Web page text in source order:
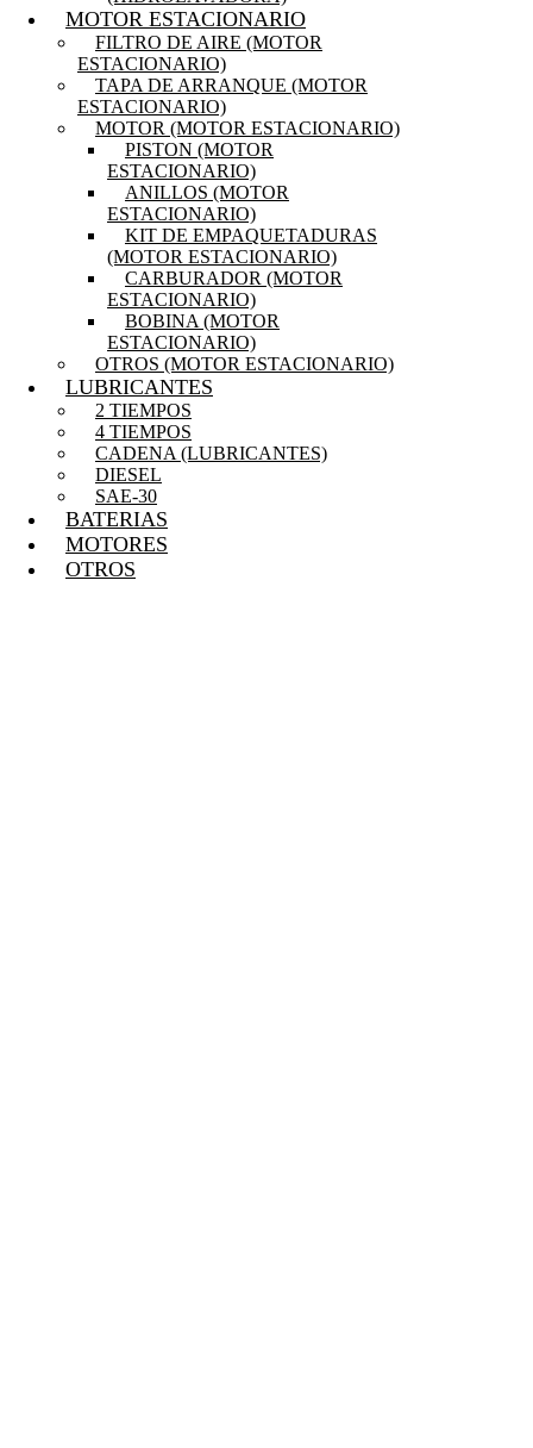
MOTOR ESTACIONARIO
FILTRO DE AIRE (MOTOR
ESTACIONARIO)
TAPA DE ARRANQUE (MOTOR
ESTACIONARIO)
MOTOR (MOTOR ESTACIONARIO)
PISTON (MOTOR
ESTACIONARIO)
ANILLOS (MOTOR
ESTACIONARIO)
KIT DE EMPAQUETADURAS
(MOTOR ESTACIONARIO)
CARBURADOR (MOTOR
ESTACIONARIO)
BOBINA (MOTOR
ESTACIONARIO)
OTROS (MOTOR ESTACIONARIO)
LUBRICANTES
2 TIEMPOS
4 TIEMPOS
CADENA (LUBRICANTES)
DIESEL
SAE-30
BATERIAS
MOTORES
OTROS